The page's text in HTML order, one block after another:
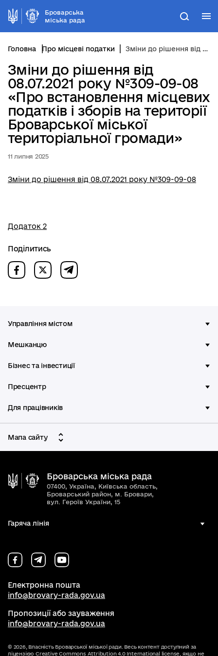
Броварська
міська рада
Пошук
Головна Про місцеві податки Зміни до рішення від 08.07.2021 року №309-09-08 «Про встановлення місцевих податків і зборів на території Броварської міської територіальної громади»
Зміни до рішення від
08.07.2021 року №309-09-08
«Про встановлення місцевих
податків і зборів на території
Броварської міської
територіальної громади»
11 липня 2025
Зміни до рішення від 08.07.2021 року №309-09-08
Додаток 2
Поділитись
Управління містом
Мешканцю
Бізнес та інвестиції
Пресцентр
Для працівників
Мапа сайту
Броварська міська рада
07400, Україна, Київська область,
Броварський район, м. Бровари,
вул. Героїв України, 15
Гаряча лінія
Електронна пошта
info@brovary-rada.gov.ua
Пропозиції або зауваження
info@brovary-rada.gov.ua
© 2026, Власність Броварської міської ради. Весь контент доступний за
ліцензією Creative Commons Attribution 4.0 International license , якщо не